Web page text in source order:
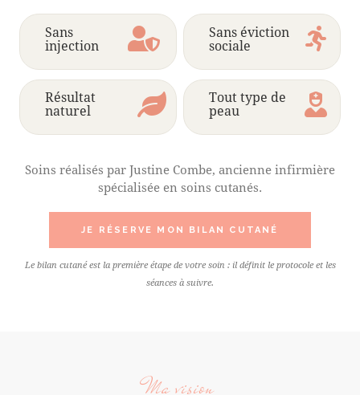
Sans
injection
Sans éviction
sociale
Résultat
naturel
Tout type de
peau
Soins réalisés par Justine Combe, ancienne infirmière
spécialisée en soins cutanés.
JE RÉSERVE MON BILAN CUTANÉ
Le bilan cutané est la première étape de votre soin : il définit le protocole et les
séances à suivre.
Ma vision